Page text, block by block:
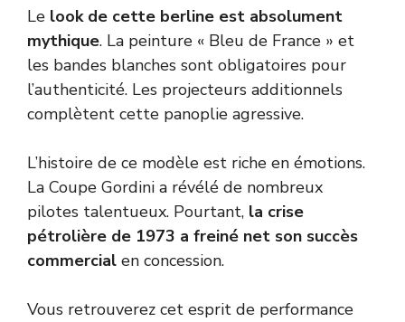
Le look de cette berline est absolument
mythique. La peinture « Bleu de France » et
les bandes blanches sont obligatoires pour
l’authenticité. Les projecteurs additionnels
complètent cette panoplie agressive.
L’histoire de ce modèle est riche en émotions.
La Coupe Gordini a révélé de nombreux
pilotes talentueux. Pourtant, la crise
pétrolière de 1973 a freiné net son succès
commercial en concession.
Vous retrouverez cet esprit de performance